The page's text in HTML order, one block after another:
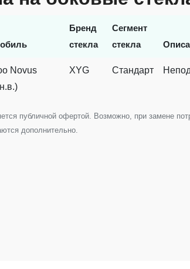
Бренд
стекла
Сегмент
стекла
Novus
XYG Стандарт
публичной офертой. Возможно, при замене
дополнительно.